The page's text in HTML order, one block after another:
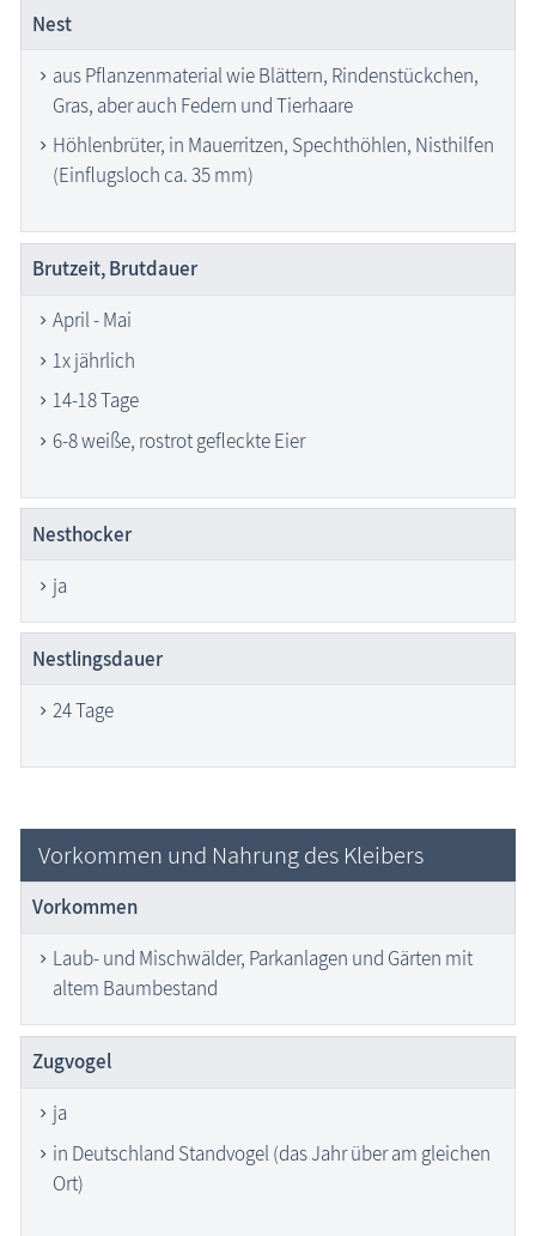
Nest
aus Pflanzenmaterial wie Blättern, Rindenstückchen,
Gras, aber auch Federn und Tierhaare
Höhlenbrüter, in Mauerritzen, Spechthöhlen, Nisthilfen
(Einflugsloch ca. 35 mm)
Brutzeit, Brutdauer
April - Mai
1x jährlich
14-18 Tage
6-8 weiße, rostrot gefleckte Eier
Nesthocker
ja
Nestlingsdauer
24 Tage
Vorkommen und Nahrung des Kleibers
Vorkommen
Laub- und Mischwälder, Parkanlagen und Gärten mit
altem Baumbestand
Zugvogel
ja
in Deutschland Standvogel (das Jahr über am gleichen
Ort)